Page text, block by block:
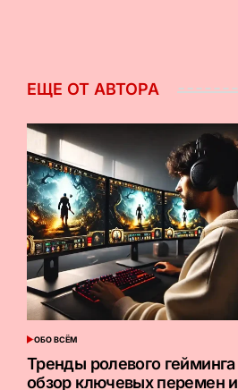
ЕЩЕ ОТ АВТОРА
ОПУБЛИКОВАНО
В
ОБО ВСЁМ
Тренды ролевого гейминга
обзор ключевых перемен и